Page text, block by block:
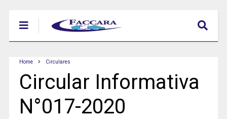
Home Circulares
Circular Informativa
N°017-2020